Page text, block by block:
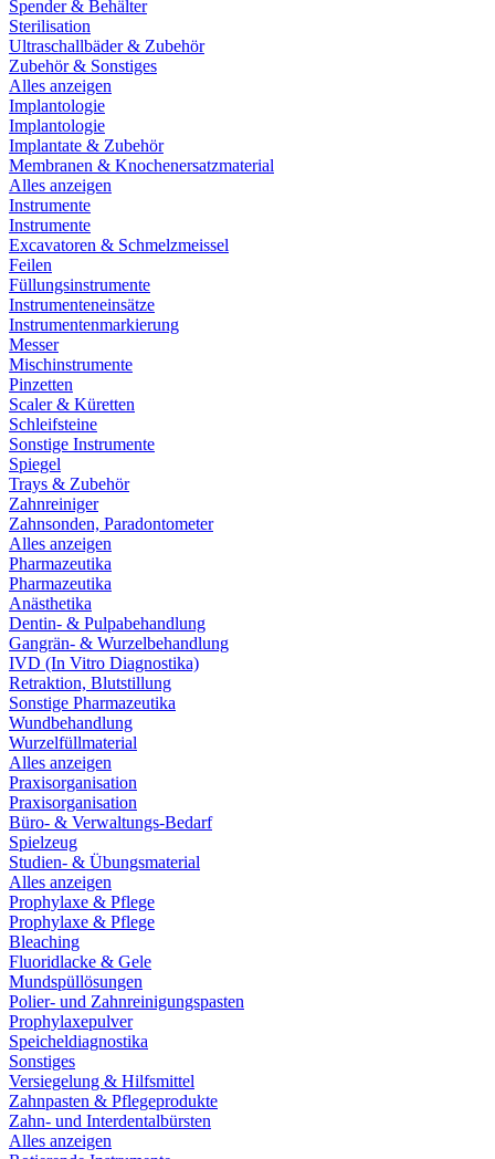
Spender & Behälter
Sterilisation
Ultraschallbäder & Zubehör
Zubehör & Sonstiges
Alles anzeigen
Implantologie
Implantologie
Implantate & Zubehör
Membranen & Knochenersatzmaterial
Alles anzeigen
Instrumente
Instrumente
Excavatoren & Schmelzmeissel
Feilen
Füllungsinstrumente
Instrumenteneinsätze
Instrumentenmarkierung
Messer
Mischinstrumente
Pinzetten
Scaler & Küretten
Schleifsteine
Sonstige Instrumente
Spiegel
Trays & Zubehör
Zahnreiniger
Zahnsonden, Paradontometer
Alles anzeigen
Pharmazeutika
Pharmazeutika
Anästhetika
Dentin- & Pulpabehandlung
Gangrän- & Wurzelbehandlung
IVD (In Vitro Diagnostika)
Retraktion, Blutstillung
Sonstige Pharmazeutika
Wundbehandlung
Wurzelfüllmaterial
Alles anzeigen
Praxisorganisation
Praxisorganisation
Büro- & Verwaltungs-Bedarf
Spielzeug
Studien- & Übungsmaterial
Alles anzeigen
Prophylaxe & Pflege
Prophylaxe & Pflege
Bleaching
Fluoridlacke & Gele
Mundspüllösungen
Polier- und Zahnreinigungspasten
Prophylaxepulver
Speicheldiagnostika
Sonstiges
Versiegelung & Hilfsmittel
Zahnpasten & Pflegeprodukte
Zahn- und Interdentalbürsten
Alles anzeigen